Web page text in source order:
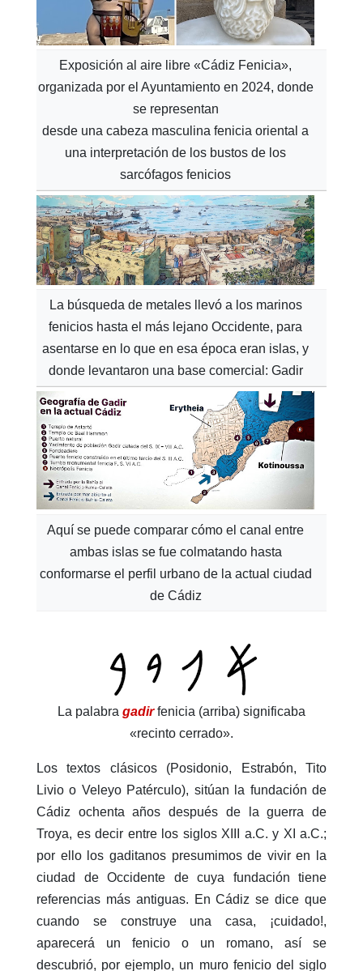
Exposición al aire libre «Cádiz Fenicia»,
organizada por el Ayuntamiento en 2024, donde
se representan
desde una cabeza masculina fenicia oriental a
una interpretación de los bustos de los
sarcófagos fenicios
La búsqueda de metales llevó a los marinos
fenicios hasta el más lejano Occidente, para
asentarse en lo que en esa época eran islas, y
donde levantaron una base comercial: Gadir
Aquí se puede comparar cómo el canal entre
ambas islas se fue colmatando hasta
conformarse el perfil urbano de la actual ciudad
de Cádiz
La palabra gadirfenicia (arriba) significaba
«recinto cerrado».
Los textos clásicos (Posidonio, Estrabón, Tito
Livio o Veleyo Patérculo), sitúan la fundación de
Cádiz ochenta años después de la guerra de
Troya, es decir entre los siglos XIII a.C. y XI a.C.;
por ello los gaditanos presumimos de vivir en la
ciudad de Occidente de cuya fundación tiene
referencias más antiguas. En Cádiz se dice que
cuando se construye una casa, ¡cuidado!,
aparecerá un fenicio o un romano, así se
descubrió, por ejemplo, un muro fenicio del siglo